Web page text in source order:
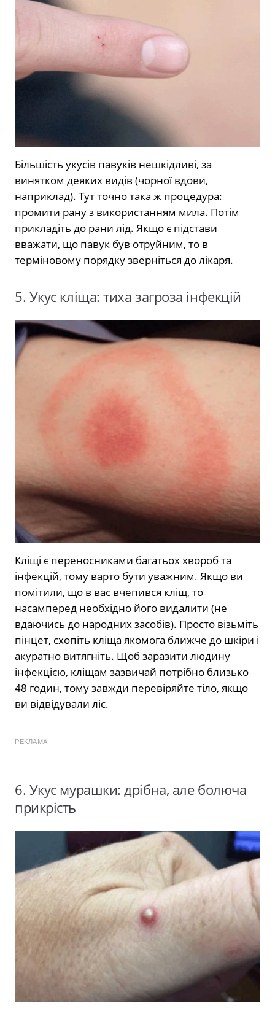
Більшість укусів павуків нешкідливі, за
винятком деяких видів (чорної вдови,
наприклад). Тут точно така ж процедура:
промити рану з використанням мила. Потім
прикладіть до рани лід. Якщо є підстави
вважати, що павук був отруйним, то в
терміновому порядку зверніться до лікаря.
5. Укус кліща: тиха загроза інфекцій
Кліщі є переносниками багатьох хвороб та
інфекцій, тому варто бути уважним. Якщо ви
помітили, що в вас вчепився кліщ, то
насамперед необхідно його видалити (не
вдаючись до народних засобів). Просто візьміть
пінцет, схопіть кліща якомога ближче до шкіри і
акуратно витягніть. Щоб заразити людину
інфекцією, кліщам зазвичай потрібно близько
48 годин, тому завжди перевіряйте тіло, якщо
ви відвідували ліс.
РЕКЛАМА
6. Укус мурашки: дрібна, але болюча
прикрість